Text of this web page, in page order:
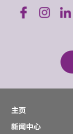
主页
新闻中心